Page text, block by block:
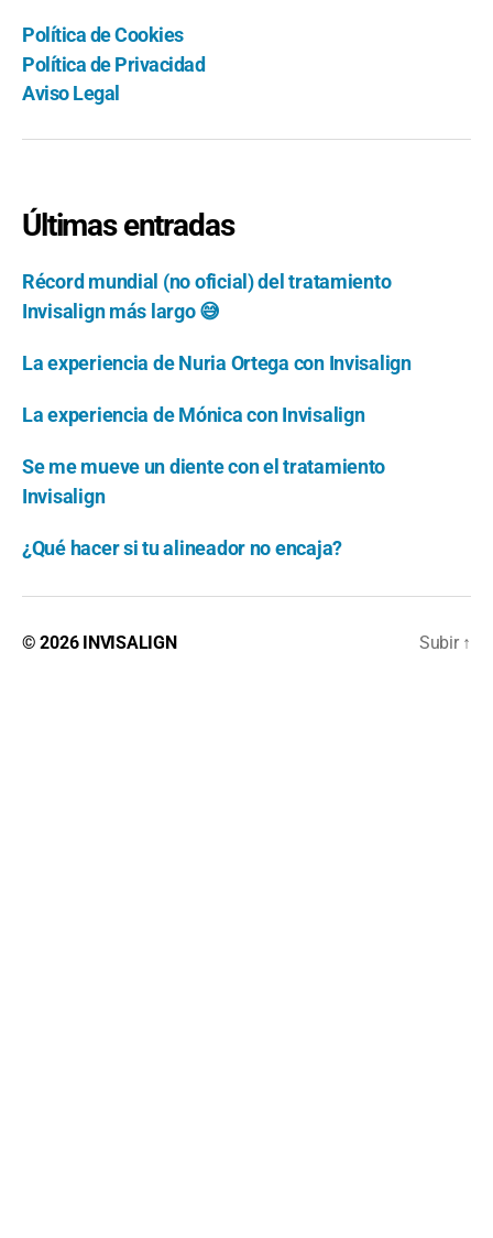
Política de Cookies
Política de Privacidad
Aviso Legal
Últimas entradas
Récord mundial (no oficial) del tratamiento
Invisalign más largo 😅
La experiencia de Nuria Ortega con Invisalign
La experiencia de Mónica con Invisalign
Se me mueve un diente con el tratamiento
Invisalign
¿Qué hacer si tu alineador no encaja?
© 2026 INVISALIGN Subir ↑